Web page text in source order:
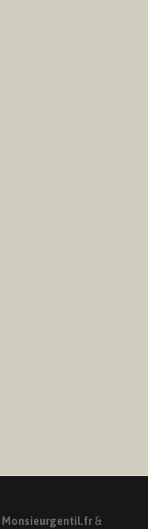
Monsieurgentil.fr &